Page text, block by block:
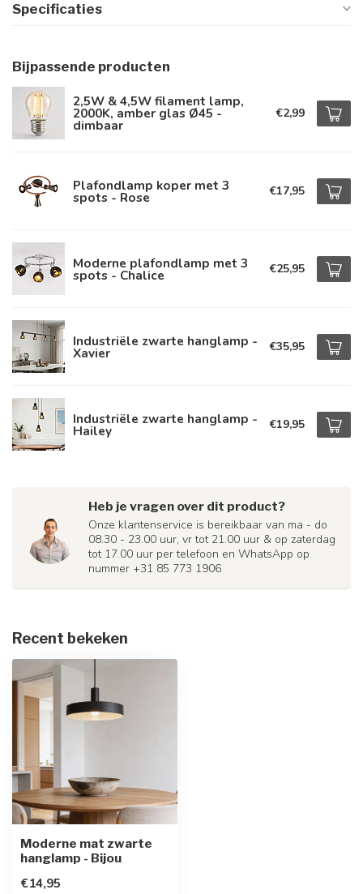
Specificaties
Bijpassende producten
2,5W & 4,5W filament lamp,
2000K, amber glas Ø45 -
dimbaar
€2,99
Plafondlamp koper met 3
spots - Rose €17,95
Moderne plafondlamp met 3
spots - Chalice €25,95
Industriële zwarte hanglamp -
Xavier €35,95
Industriële zwarte hanglamp -
Hailey €19,95
Heb je vragen over dit product?
Onze klantenservice is bereikbaar van ma - do
08.30 - 23.00 uur, vr tot 21.00 uur & op zaterdag
tot 17.00 uur per telefoon en WhatsApp op
nummer +31 85 773 1906
Recent bekeken
Moderne mat zwarte
hanglamp - Bijou
€14,95